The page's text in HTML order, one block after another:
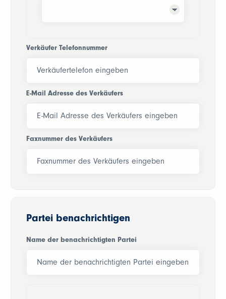
Verkäufer Telefonnummer
E-Mail Adresse des Verkäufers
Faxnummer des Verkäufers
Partei benachrichtigen
Name der benachrichtigten Partei